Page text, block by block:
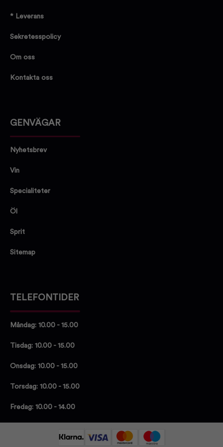
* Leverans
Sekretesspolicy
Om oss
Kontakta oss
GENVÄGAR
Nyhetsbrev
Vin
Specialiteter
Öl
Sprit
Sitemap
TELEFONTIDER
Måndag: 10.00 - 15.00
Tisdag: 10.00 - 15.00
Onsdag: 10.00 - 15.00
Torsdag: 10.00 - 15.00
Fredag: 10.00 - 14.00